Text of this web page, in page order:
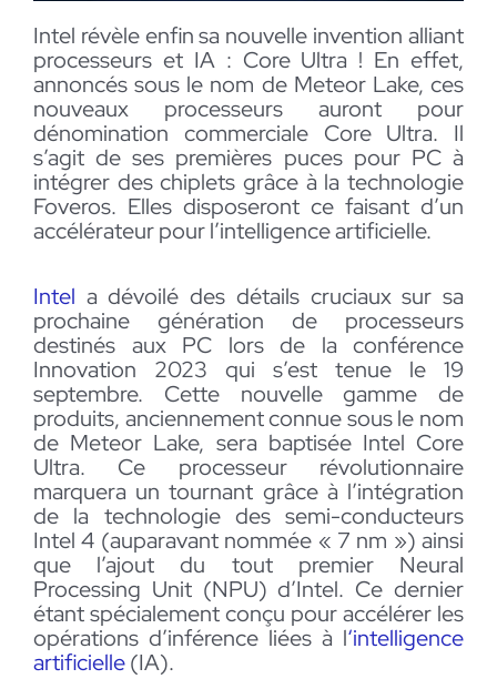
Intel révèle enfin sa nouvelle invention alliant
processeurs et IA : Core Ultra ! En effet,
annoncés sous le nom de Meteor Lake, ces
nouveaux processeurs auront pour
dénomination commerciale Core Ultra. Il
s’agit de ses premières puces pour PC à
intégrer des chiplets grâce à la technologie
Foveros. Elles disposeront ce faisant d’un
accélérateur pour l’intelligence artificielle.
Intel a dévoilé des détails cruciaux sur sa
prochaine génération de processeurs
destinés aux PC lors de la conférence
Innovation 2023 qui s’est tenue le 19
septembre. Cette nouvelle gamme de
produits, anciennement connue sous le nom
de Meteor Lake, sera baptisée Intel Core
Ultra. Ce processeur révolutionnaire
marquera un tournant grâce à l’intégration
de la technologie des semi-conducteurs
Intel 4 (auparavant nommée « 7 nm ») ainsi
que l’ajout du tout premier Neural
Processing Unit (NPU) d’Intel. Ce dernier
étant spécialement conçu pour accélérer les
opérations d’inférence liées à l‘intelligence
artificielle(IA).